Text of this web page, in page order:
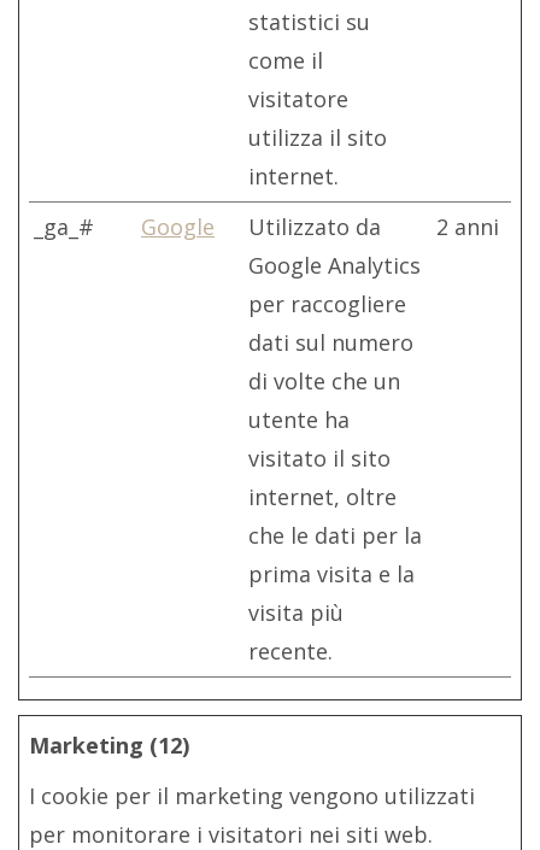
statistici su
come il
visitatore
utilizza il sito
internet.
_ga_# Google
Utilizzato da
Google Analytics
per raccogliere
dati sul numero
di volte che un
utente ha
visitato il sito
internet, oltre
che le dati per la
prima visita e la
visita più
recente.
2 anni
Marketing (12)
I cookie per il marketing vengono utilizzati
per monitorare i visitatori nei siti web.